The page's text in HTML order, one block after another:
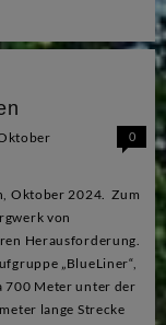
0
Oktober 2024. Zum
von
Herausforderung.
„BlueLiner“,
700 Meter unter der
lange Strecke